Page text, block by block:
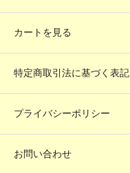
カートを見る
特定商取引法に基づく表記
プライバシーポリシー
お問い合わせ